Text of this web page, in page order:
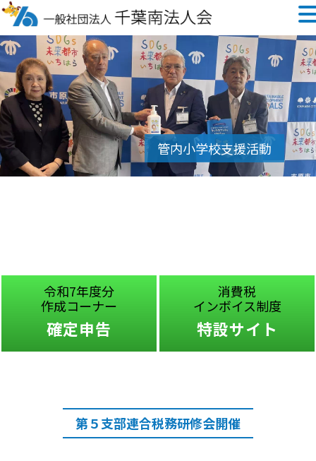
令和7年度分
作成コーナー
確定申告
消費税
インボイス制度
特設サイト
第５支部連合税務研修会開催